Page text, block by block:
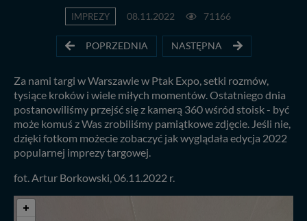
IMPREZY 08.11.2022 71166
POPRZEDNIA NASTĘPNA
Za nami targi w Warszawie w Ptak Expo, setki rozmów,
tysiące kroków i wiele miłych momentów. Ostatniego dnia
postanowiliśmy przejść się z kamerą 360 wśród stoisk - być
może komuś z Was zrobiliśmy pamiątkowe zdjęcie. Jeśli nie,
dzięki fotkom możecie zobaczyć jak wyglądała edycja 2022
popularnej imprezy targowej.
fot. Artur Borkowski, 06.11.2022 r.